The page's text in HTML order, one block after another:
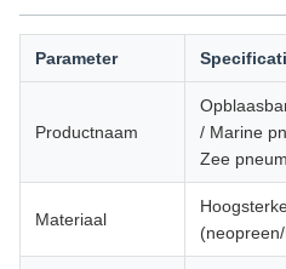
Parameter
Productnaam
/ Marine
Zee
Materiaal